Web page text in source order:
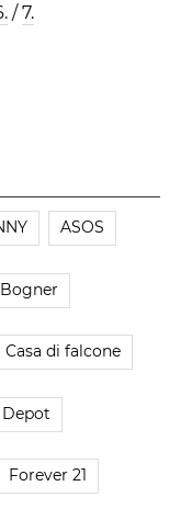
/7.
ASOS
Bogner
Casa di falcone
Depot
Forever 21